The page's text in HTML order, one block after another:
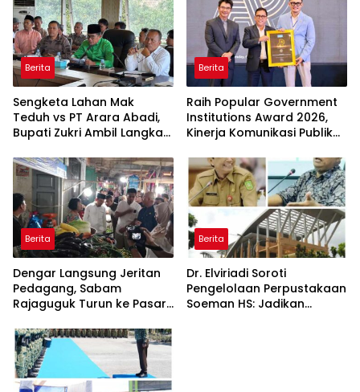
Berita
Sengketa Lahan Mak
Teduh vs PT Arara Abadi,
Bupati Zukri Ambil Langkah
Berita
Raih Popular Government
Institutions Award 2026,
Kinerja Komunikasi Publik
Kembali Diakui
Berita
Dengar Langsung Jeritan
Pedagang, Sabam
Rajaguguk Turun ke Pasar
Berita
Dr. Elviriadi Soroti
Pengelolaan Perpustakaan
Soeman HS: Jadikan